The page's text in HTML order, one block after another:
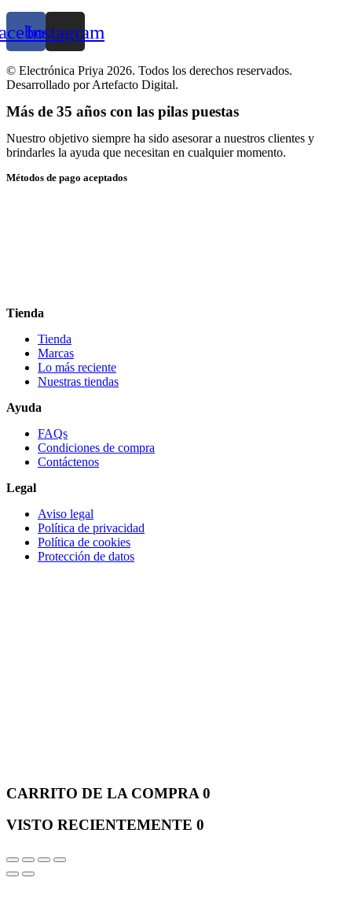
Instagram
© Electrónica Priya 2026. Todos los derechos reservados.
Desarrollado por Artefacto Digital.
Más de 35 años con las pilas puestas
Nuestro objetivo siempre ha sido asesorar a nuestros clientes y
brindarles la ayuda que necesitan en cualquier momento.
Métodos de pago aceptados
Tienda
Tienda
Marcas
Lo más reciente​
Nuestras tiendas​
Ayuda
FAQs
Condiciones de compra
Contáctenos
Legal
Aviso legal
Política de privacidad
Política de cookies
Protección de datos
CARRITO DE LA COMPRA 0
VISTO RECIENTEMENTE 0